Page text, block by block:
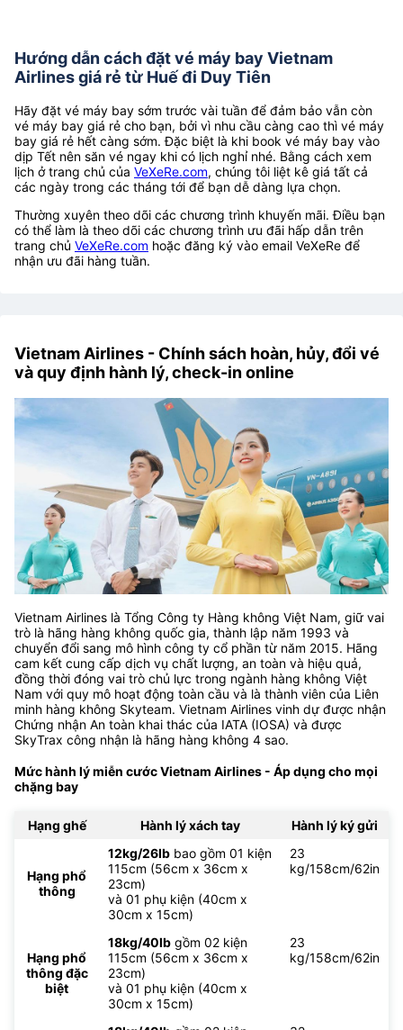
Hướng dẫn cách đặt vé máy bay Vietnam
Airlines giá rẻ từ Huế đi Duy Tiên
Hãy đặt vé máy bay sớm trước vài tuần để đảm bảo vẫn còn
vé máy bay giá rẻ cho bạn, bởi vì nhu cầu càng cao thì vé máy
bay giá rẻ hết càng sớm. Đặc biệt là khi book vé máy bay vào
dịp Tết nên săn vé ngay khi có lịch nghỉ nhé. Bằng cách xem
lịch ở trang chủ của VeXeRe.com, chúng tôi liệt kê giá tất cả
các ngày trong các tháng tới để bạn dễ dàng lựa chọn.
Thường xuyên theo dõi các chương trình khuyến mãi. Điều bạn
có thể làm là theo dõi các chương trình ưu đãi hấp dẫn trên
trang chủ VeXeRe.com hoặc đăng ký vào email VeXeRe để
nhận ưu đãi hàng tuần.
Vietnam Airlines - Chính sách hoàn, hủy, đổi vé
và quy định hành lý, check-in online
Vietnam Airlines là Tổng Công ty Hàng không Việt Nam, giữ vai
trò là hãng hàng không quốc gia, thành lập năm 1993 và
chuyển đổi sang mô hình công ty cổ phần từ năm 2015. Hãng
cam kết cung cấp dịch vụ chất lượng, an toàn và hiệu quả,
đồng thời đóng vai trò chủ lực trong ngành hàng không Việt
Nam với quy mô hoạt động toàn cầu và là thành viên của Liên
minh hàng không Skyteam. Vietnam Airlines vinh dự được nhận
Chứng nhận An toàn khai thác của IATA (IOSA) và được
SkyTrax công nhận là hãng hàng không 4 sao.
Mức hành lý miễn cước Vietnam Airlines - Áp dụng cho mọi
chặng bay
Hạng ghế Hành lý xách tay Hành lý ký gửi
Hạng phổ
thông
12kg/26lb bao gồm 01 kiện
115cm (56cm x 36cm x
23cm)
và 01 phụ kiện (40cm x
30cm x 15cm)
23
kg/158cm/62in
Hạng phổ
thông đặc
biệt
18kg/40lb gồm 02 kiện
115cm (56cm x 36cm x
23cm)
và 01 phụ kiện (40cm x
30cm x 15cm)
23
kg/158cm/62in